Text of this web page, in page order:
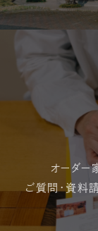
オーダー
ご質問・資料